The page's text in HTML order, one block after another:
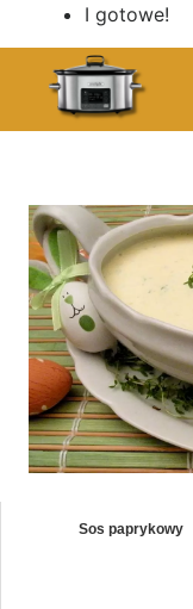
I gotowe!
Sos paprykowy